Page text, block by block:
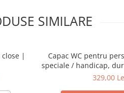
SIMILARE
close |
Capac WC pentru
speciale / handicap,
cu balamale metalice,
329,00